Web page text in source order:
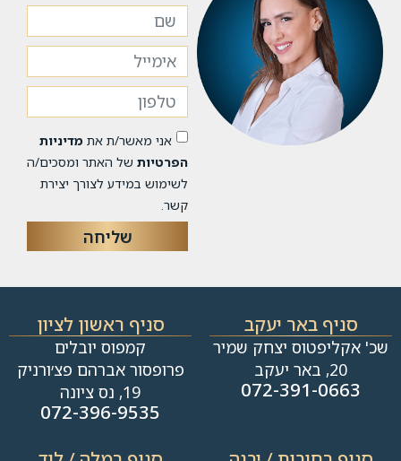
אני מאשר/ת את מדיניות
הפרטיותשל האתר ומסכים/ה
לשימוש במידע לצורך יצירת
קשר.
שליחה
סניף באר יעקב
שכ' אקליפטוס יצחק שמיר
20, באר יעקב
072-391-0663
סניף ראשון לציון
קמפוס יובלים
פרופסור אברהם פצ׳ורניק
19, נס ציונה
072-396-9535